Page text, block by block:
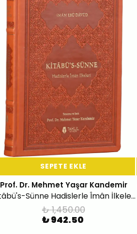
SEPETE EKLE
Prof. Dr. Mehmet Yaşar Kandemir
Kitâbü's-Sünne Hadislerle Îmân İlkeleri (Deri Kapak-Tek Cilt)
₺ 1,450.00
₺ 942.50